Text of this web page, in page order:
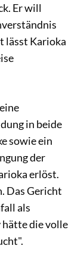
Er will
lässt Karioka
in beide
sowie ein
der
erlöst.
Das Gericht
als
hätte die volle